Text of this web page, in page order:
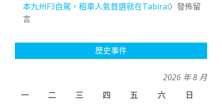
本九州F3自駕，租車人氣首選就在Tabirai〉發佈留
言
歷史事件
2026 年 8 月
一
二 三 四 五 六
日